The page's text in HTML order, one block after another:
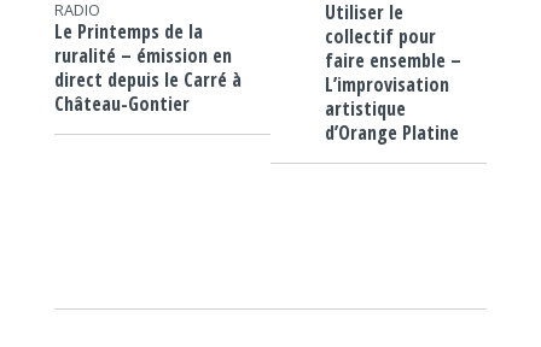
RADIO
Le Printemps de la
ruralité – émission en
direct depuis le Carré à
Château-Gontier
Utiliser le
collectif pour
faire ensemble –
L’improvisation
artistique
d’Orange Platine